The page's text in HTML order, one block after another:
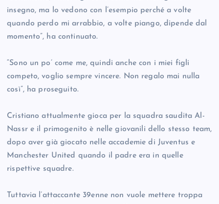
insegno, ma lo vedono con l’esempio perché a volte
quando perdo mi arrabbio, a volte piango, dipende dal
momento”, ha continuato.
“Sono un po’ come me, quindi anche con i miei figli
competo, voglio sempre vincere. Non regalo mai nulla
così”, ha proseguito.
Cristiano attualmente gioca per la squadra saudita Al-
Nassr e il primogenito è nelle giovanili dello stesso team,
dopo aver già giocato nelle accademie di Juventus e
Manchester United quando il padre era in quelle
rispettive squadre.
Tuttavia l’attaccante 39enne non vuole mettere troppa